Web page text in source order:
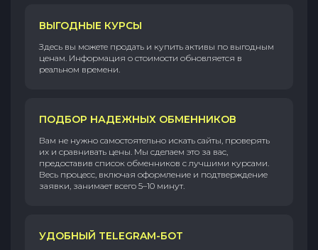
ВЫГОДНЫЕ КУРСЫ
Здесь вы можете продать и купить активы по выгодным
ценам. Информация о стоимости обновляется в
реальном времени.
ПОДБОР НАДЕЖНЫХ ОБМЕННИКОВ
Вам не нужно самостоятельно искать сайты, проверять
их и сравнивать цены. Мы сделаем это за вас,
предоставив список обменников с лучшими курсами.
Весь процесс, включая оформление и подтверждение
заявки, занимает всего 5–10 минут.
УДОБНЫЙ TELEGRAM-БОТ